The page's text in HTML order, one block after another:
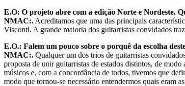
E.O: O projeto abre com a edição Norte e Nordeste.
NMAC:. Acreditamos que uma das principais
Visconti. A grande maioria dos guitarristas convidados
E.O.: Falem um pouco sobre o porquê da escolha
NMAC:. Qualquer um dos trios de guitarristas
proposta de unir guitarristas de estados distintos, de
músicos e, com a concordância de todos, tivemos que
modo que tornou-se necessário entendermos quais eram